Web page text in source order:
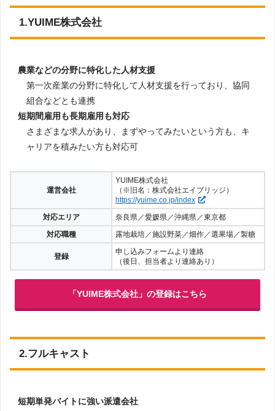
1.YUIME株式会社
農業などの分野に特化した人材支援
第一次産業の分野に特化して人材支援を行っており、協同
組合などとも連携
短期間雇用も長期雇用も対応
さまざまな求人があり、まずやってみたいという方も、キ
ャリアを積みたい方も対応可
運営会社
YUIME株式会社
（※旧名：株式会社エイブリッジ）
https://yuime.co.jp/index
対応エリア
奈良県／愛媛県／沖縄県／東京都
対応職種
露地栽培／施設野菜／畑作／選果場／製糖
登録
申し込みフォームより連絡
（後日、担当者より連絡あり）
「YUIME株式会社」の登録はこちら
2.フルキャスト
短期単発バイトに強い派遣会社